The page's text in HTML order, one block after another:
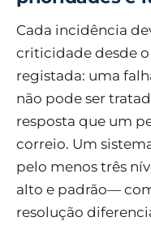
Cada incidência
criticidade desde
registada: uma
não pode ser
resposta que um
correio. Um
pelo menos três
alto e padrão—
resolução